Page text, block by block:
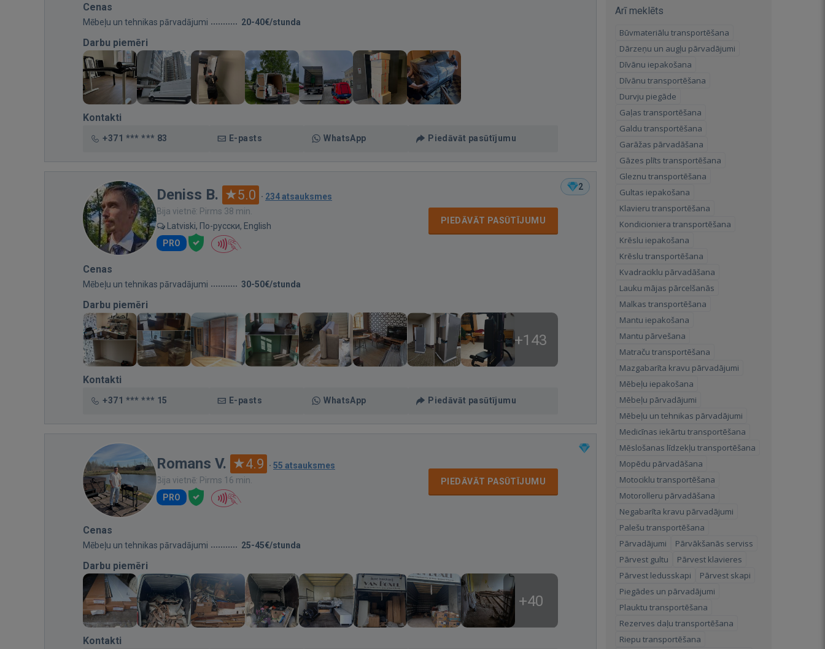
Cenas
Mēbeļu un tehnikas pārvadājumi 20-40€/stunda
Darbu piemēri
Kontakti
+371 *** *** 83 E-pasts WhatsApp Piedāvāt pasūtījumu
2
Deniss B. 5.0 · 234 atsauksmes
Bija vietnē: Pirms 38 min.
Latviski, По-русски, English
PRO
PIEDĀVĀT PASŪTĪJUMU
Cenas
Mēbeļu un tehnikas pārvadājumi 30-50€/stunda
Darbu piemēri
+143
Kontakti
+371 *** *** 15 E-pasts WhatsApp Piedāvāt pasūtījumu
Romans V. 4.9 · 55 atsauksmes
Bija vietnē: Pirms 16 min.
PRO
PIEDĀVĀT PASŪTĪJUMU
Cenas
Mēbeļu un tehnikas pārvadājumi 25-45€/stunda
Darbu piemēri
+40
Kontakti
Arī meklēts
Būvmateriālu transportēšana
Dārzeņu un augļu pārvadājumi
Dīvānu iepakošana
Dīvānu transportēšana
Durvju piegāde
Gaļas transportēšana
Galdu transportēšana
Garāžas pārvadāšana
Gāzes plīts transportēšana
Gleznu transportēšana
Gultas iepakošana
Klavieru transportēšana
Kondicioniera transportēšana
Krēslu iepakošana
Krēslu transportēšana
Kvadraciklu pārvadāšana
Lauku mājas pārcelšanās
Malkas transportēšana
Mantu iepakošana
Mantu pārvešana
Matraču transportēšana
Mazgabarīta kravu pārvadājumi
Mēbeļu iepakošana
Mēbeļu pārvadājumi
Mēbeļu un tehnikas pārvadājumi
Medicīnas iekārtu transportēšana
Mēslošanas līdzekļu transportēšana
Mopēdu pārvadāšana
Motociklu transportēšana
Motorolleru pārvadāšana
Negabarīta kravu pārvadājumi
Palešu transportēšana
Pārvadājumi
Pārvākšanās serviss
Pārvest gultu
Pārvest klavieres
Pārvest ledusskapi
Pārvest skapi
Piegādes un pārvadājumi
Plauktu transportēšana
Rezerves daļu transportēšana
Riepu transportēšana